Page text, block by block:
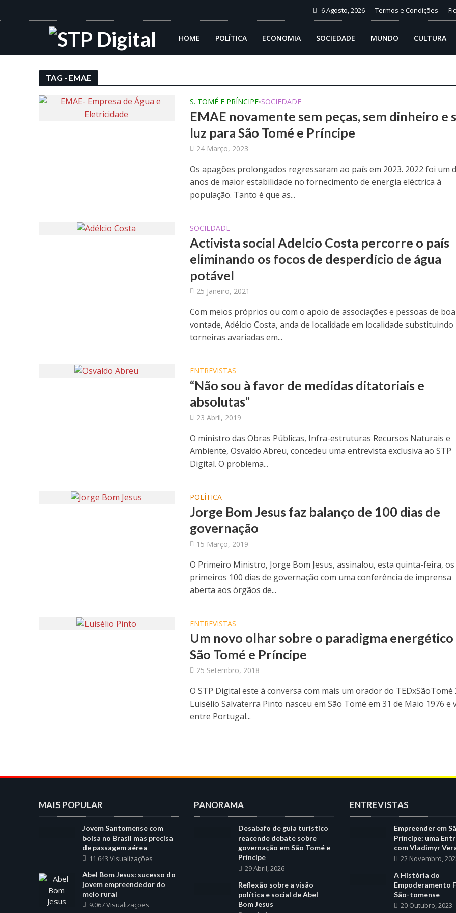
6 Agosto, 2026 Termos e Condições
HOME POLÍTICA ECONOMIA SOCIEDADE MUNDO CULTURA
TAG - EMAE
S. TOMÉ E PRÍNCIPE•SOCIEDADE
EMAE novamente sem peças, sem dinheiro e
luz para São Tomé e Príncipe
24 Março, 2023
Os apagões prolongados regressaram ao país em 2023. 2022 foi um
anos de maior estabilidade no fornecimento de energia eléctrica à
população. Tanto é que as...
SOCIEDADE
Activista social Adelcio Costa percorre o país
eliminando os focos de desperdício de água
potável
25 Janeiro, 2021
Com meios próprios ou com o apoio de associações e pessoas de boa
vontade, Adélcio Costa, anda de localidade em localidade substituindo
torneiras avariadas em...
ENTREVISTAS
“Não sou à favor de medidas ditatoriais e
absolutas”
23 Abril, 2019
O ministro das Obras Públicas, Infra-estruturas Recursos Naturais e
Ambiente, Osvaldo Abreu, concedeu uma entrevista exclusiva ao STP
Digital. O problema...
POLÍTICA
Jorge Bom Jesus faz balanço de 100 dias de
governação
15 Março, 2019
O Primeiro Ministro, Jorge Bom Jesus, assinalou, esta quinta-feira, os
primeiros 100 dias de governação com uma conferência de imprensa
aberta aos órgãos de...
ENTREVISTAS
Um novo olhar sobre o paradigma energético
São Tomé e Príncipe
25 Setembro, 2018
O STP Digital este à conversa com mais um orador do TEDxSãoTomé
Luisélio Salvaterra Pinto nasceu em São Tomé em 31 de Maio 1976 e
entre Portugal...
MAIS POPULAR
Jovem Santomense com
bolsa no Brasil mas precisa
de passagem aérea
11.643 Visualizações
Abel Bom Jesus: sucesso do
jovem empreendedor do
meio rural
9.067 Visualizações
PANORAMA
Desabafo de guia turístico
reacende debate sobre
governação em São Tomé e
Príncipe
29 Abril, 2026
Reflexão sobre a visão
política e social de Abel
Bom Jesus
ENTREVISTAS
Empreender em
Príncipe: uma
com Vladimyr
22 Novembro,
A História do
Empoderamento
São-tomense
20 Outubro, 2023